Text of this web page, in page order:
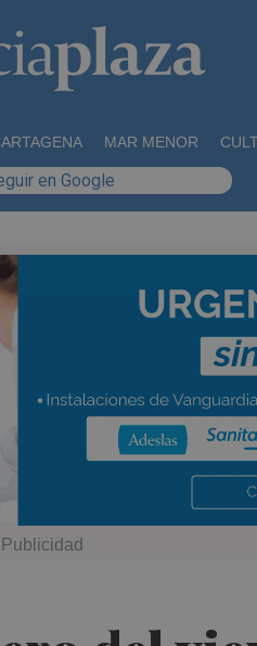
MAR MENOR
en Google